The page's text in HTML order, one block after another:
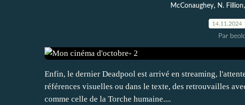
McConaughey, N. Fillion,
14.11.2024
Par
Enfin, le dernier Deadpool est arrivé en streaming,
références visuelles ou dans le texte, des retrouvailles
comme celle de la Torche humaine....